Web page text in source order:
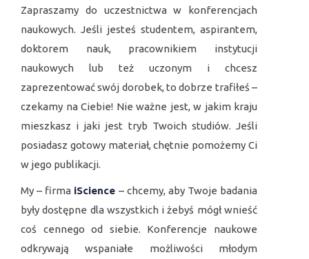
Zapraszamy do uczestnictwa w konferencjach
naukowych. Jeśli jesteś studentem, aspirantem,
doktorem nauk, pracownikiem instytucji
naukowych lub też uczonym i chcesz
zaprezentować swój dorobek, to dobrze trafiłeś –
czekamy na Ciebie! Nie ważne jest, w jakim kraju
mieszkasz i jaki jest tryb Twoich studiów. Jeśli
posiadasz gotowy materiał, chętnie pomożemy Ci
w jego publikacji.
My – firma iSсience – chcemy, aby Twoje badania
były dostępne dla wszystkich i żebyś mógł wnieść
coś cennego od siebie. Konferencje naukowe
odkrywają wspaniałe możliwości młodym